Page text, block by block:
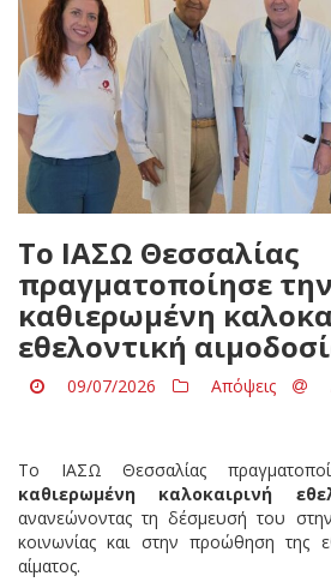
Το ΙΑΣΩ Θεσσαλίας
πραγματοποίησε την
καθιερωμένη
εθελοντική
09/07/2026 Απόψεις
Το ΙΑΣΩ Θεσσαλίας
καθιερωμένη καλοκαιρινή
ανανεώνοντας τη δέσμευσή του
κοινωνίας και στην προώθηση της
αίματος.